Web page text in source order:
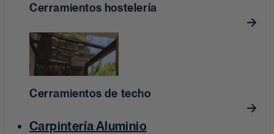
Cerramientos hostelería
Cerramientos de techo
Carpintería Aluminio